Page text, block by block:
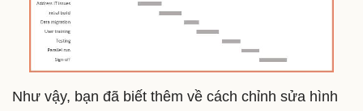
Như vậy, bạn đã biết thêm về cách chỉnh sửa hình